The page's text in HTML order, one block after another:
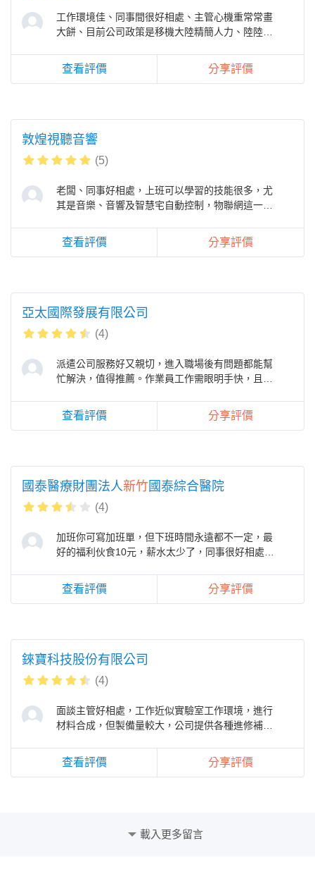
工作環境佳、同事間很好相處、主管心機重常常畫
大餅、目前公司政策是移機大陸精簡人力、陸陸續
查看評價 分享評價
敦煌視聽音響
(5)
老闆、同事好相處，上班可以學習的技能很多，尤
其是音樂、音響及智慧宅自動控制，物聯網這一塊
查看評價 分享評價
亞太國際發展有限公司
(4)
派遣公司服務好又親切，進入職場後有問題都能幫
忙解決，值得推薦。作業員工作需眼明手快，且自
查看評價 分享評價
國泰醫療財團法人新竹國泰綜合醫院
(4)
加班你可寫加班單，但下班時間永遠都不一定，最
好的福利伙食10元，薪水太少了，同事很好相處但
查看評價 分享評價
錸寶科技股份有限公司
(4)
面談主管好相處，工作近似實驗室工作環境，進行
材料合成，但製備量較大，公司提供各種進修補
查看評價 分享評價
載入更多留言